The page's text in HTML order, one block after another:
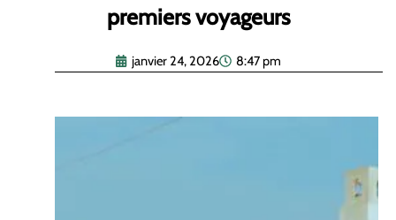
premiers voyageurs
janvier 24, 2026 8:47 pm